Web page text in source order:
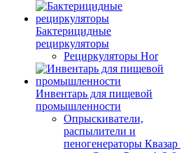
Бактерицидные
рециркуляторы
Рециркуляторы Hor
Инвентарь для пищевой
промышленности
Опрыскиватели,
распылители и
пеногенераторы Квазар